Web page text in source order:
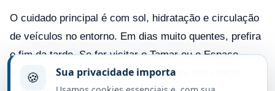
O cuidado principal é com sol, hidratação e circulação
de veículos no entorno. Em dias muito quentes, prefira
o fim da tarde. Se for visitar o Tamar ou o Espaço
Baleia Jubarte, confirme o horário para não chegar
🍪 Sua privacidade importa